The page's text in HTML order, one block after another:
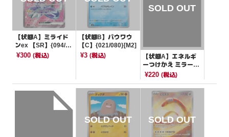
【状態A】ミライド
ンex 【SR】{094/07
8}[SV1V]
¥300 (税込)
【状態B】パウワウ
【C】{021/080}[M2]
¥3(税込)
【状態A】エネルギ
ーつけかえ ミラー
【-】{011/023}[sA]
¥220 (税込)